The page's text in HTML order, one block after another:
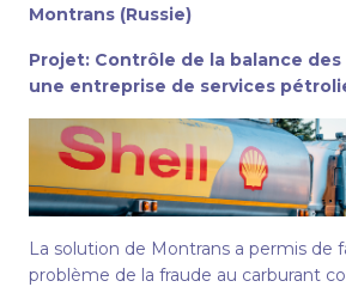
Montrans (Russie)
Projet: Contrôle de la balance
une entreprise de services
La solution de Montrans a permis de
problème de la fraude au carburant